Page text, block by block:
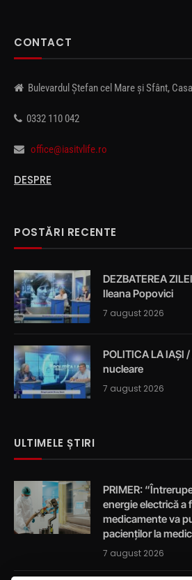
CONTACT
Bulevardul Ștefan cel Mare și Sfânt,
0332 110 042
office@iasitvlife.ro
DESPRE
POSTĂRI RECENTE
DEZBATEREA
Ileana Popovici
7 august 2026
POLITICA LA IAȘI
nucleare
7 august 2026
ULTIMELE ȘTIRI
PRIMER:
energie electrică a
medicamente va
pacienților la
7 august 2026